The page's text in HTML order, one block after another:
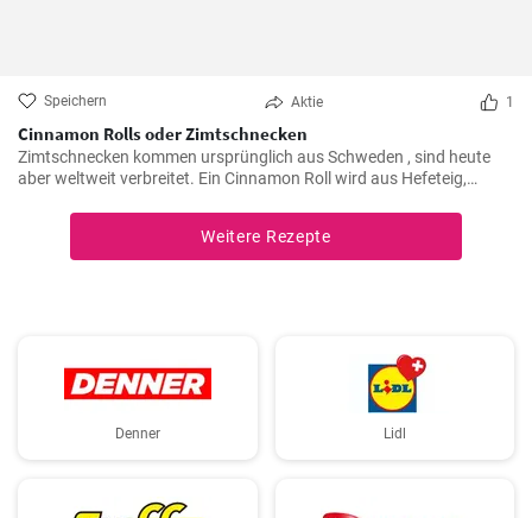
Speichern Aktie 1
Cinnamon Rolls oder Zimtschnecken
Zimtschnecken kommen ursprünglich aus Schweden , sind heute
aber weltweit verbreitet. Ein Cinnamon Roll wird aus Hefeteig,
werden es lieben.
Weitere Rezepte
Denner Lidl